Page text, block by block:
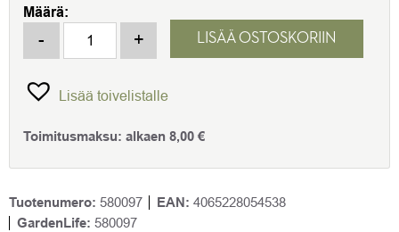
Määrä:
Landmann Pyörä, ei lukittava Rexon. Sopii kaikkiin
- + LISÄÄ OSTOSKORIIN
Lisää toivelistalle
Toimitusmaksu: alkaen 8,00 €
Tuotenumero: 580097 EAN: 4065228054538
GardenLife: 580097